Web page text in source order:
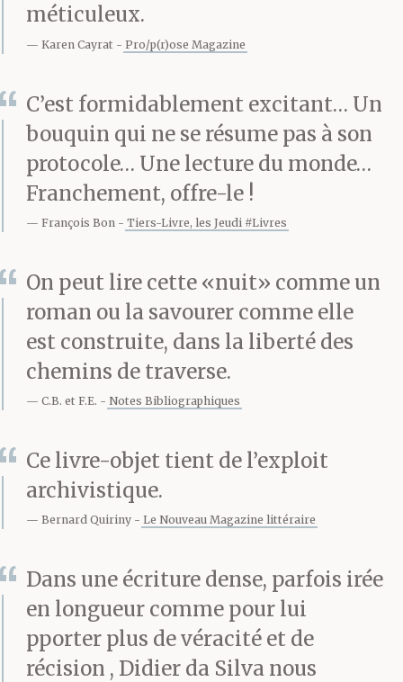
dire, rien.
*
Le 12 septembre est un
bon jour pour découvrir
promettre à son pays de
marcher sur la lune,
voir mourir Claude
Chabrol ou Johnny
d’Églantine, le poète
qui, assisté par un
jours ducalendrier
révolutionnaire,c’est
celui de la bigarade, une
méticuleux.
Karen Cayrat Pro/p(r)ose Magazine
C’est formidablement excitant… Un
bouquin qui ne se résume pas à son
protocole… Une lecture du monde…
Franchement, offre-le !
François Bon Tiers-Livre, les Jeudi #Livres
On peut lire cette «nuit» comme un
roman ou la savourer comme elle
est construite, dans la liberté des
chemins de traverse.
C.B. et F.E. Notes Bibliographiques
Ce livre-objet tient de l’exploit
archivistique.
Bernard Quiriny Le Nouveau Magazine littéraire
Dans une écriture dense, parfois irée
en longueur comme pour lui
pporter plus de véracité et de
récision , Didier da Silva nous